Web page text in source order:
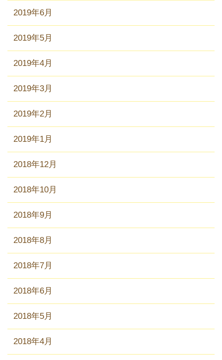
2019年6月
2019年5月
2019年4月
2019年3月
2019年2月
2019年1月
2018年12月
2018年10月
2018年9月
2018年8月
2018年7月
2018年6月
2018年5月
2018年4月